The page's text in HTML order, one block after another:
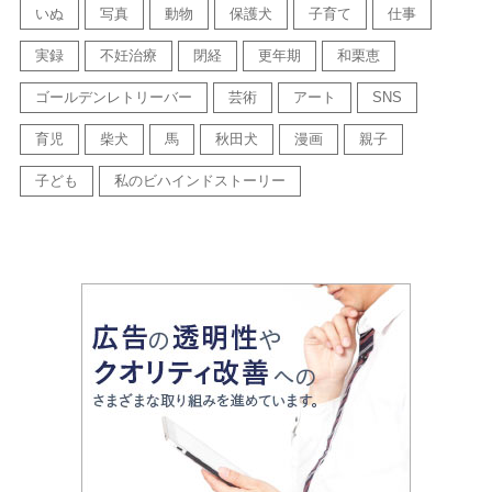
いぬ 写真 動物 保護犬 子育て 仕事
実録 不妊治療 閉経 更年期 和栗恵
ゴールデンレトリーバー 芸術 アート SNS
育児 柴犬 馬 秋田犬 漫画 親子
子ども 私のビハインドストーリー